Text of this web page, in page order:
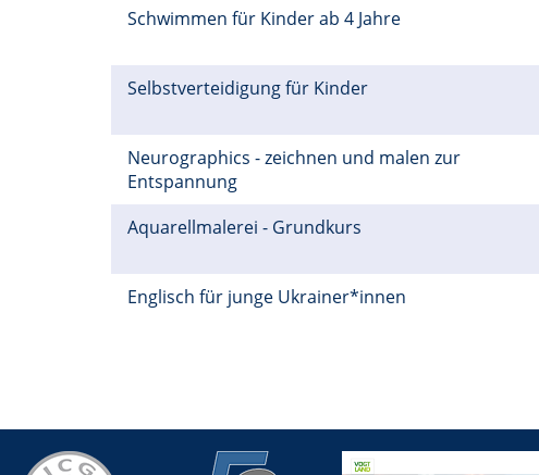
Schwimmen für Kinder ab 4 Jahre
Selbstverteidigung für Kinder
Neurographics - zeichnen und malen zur
Entspannung
Aquarellmalerei - Grundkurs
Englisch für junge Ukrainer*innen